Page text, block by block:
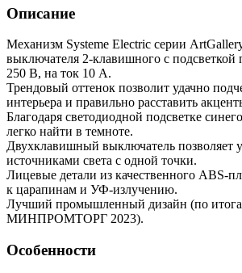
Описание
Механизм Systeme Electric серии
выключателя 2-клавишного c подсветкой
250 В, на ток 10 А.
Трендовый оттенок позволит удачно
интерьера и правильно расставить
Благодаря светодиодной подсветке
легко найти в темноте.
Двухклавишный выключатель позволяет
источниками света с одной точки.
Лицевые детали из качественного ABS-
к царапинам и УФ-излучению.
Лучший промышленный дизайн (по
МИНПРОМТОРГ 2023).
Особенности